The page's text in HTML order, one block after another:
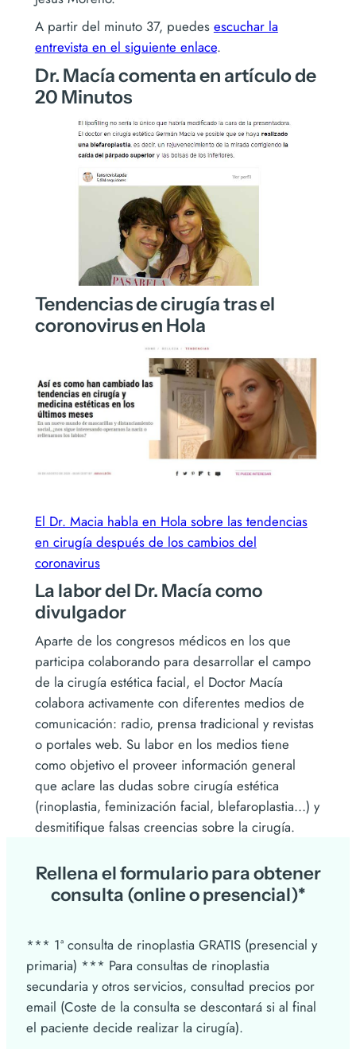
A partir del minuto 37, puedes escuchar la
entrevista en el siguiente enlace.
Dr. Macía comenta en artículo de
20 Minutos
Tendencias de cirugía tras el
coronovirus en Hola
El Dr. Macia habla en Hola sobre las tendencias
en cirugía después de los cambios del
coronavirus
La labor del Dr. Macía como
divulgador
Aparte de los congresos médicos en los que
participa colaborando para desarrollar el campo
de la cirugía estética facial, el Doctor Macía
colabora activamente con diferentes medios de
comunicación: radio, prensa tradicional y revistas
o portales web. Su labor en los medios tiene
como objetivo el proveer información general
que aclare las dudas sobre cirugía estética
(rinoplastia, feminización facial, blefaroplastia…) y
desmitifique falsas creencias sobre la cirugía.
Rellena el formulario para obtener
consulta (online o presencial)*
*** 1ª consulta de rinoplastia GRATIS (presencial y
primaria) *** Para consultas de rinoplastia
secundaria y otros servicios, consultad precios por
email (Coste de la consulta se descontará si al final
el paciente decide realizar la cirugía).